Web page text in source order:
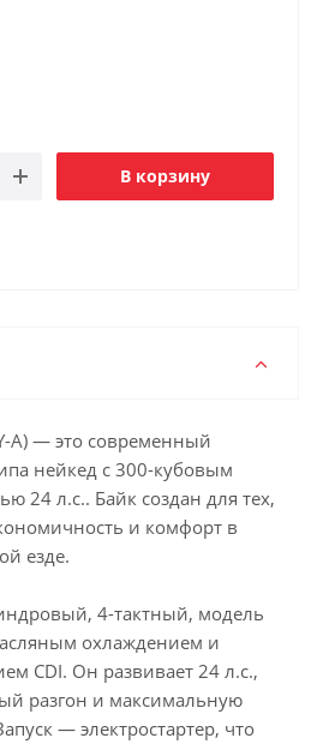
В корзину
А) — это современный
нейкед с 300-кубовым
24 л.с.. Байк создан для тех,
и комфорт в
езде.
4-тактный, модель
охлаждением и
CDI. Он развивает 24 л.с.,
разгон и максимальную
— электростартер, что